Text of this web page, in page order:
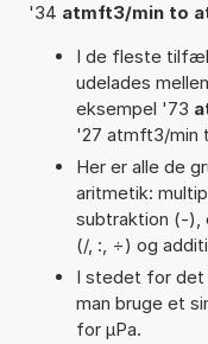
'34 atmft3/min to
I de fleste
udelades
eksempel '73
'27 atmft3/min
Her er alle de
aritmetik:
subtraktion (-),
(/, :, ÷) og
I stedet for
man bruge et
for µPa.